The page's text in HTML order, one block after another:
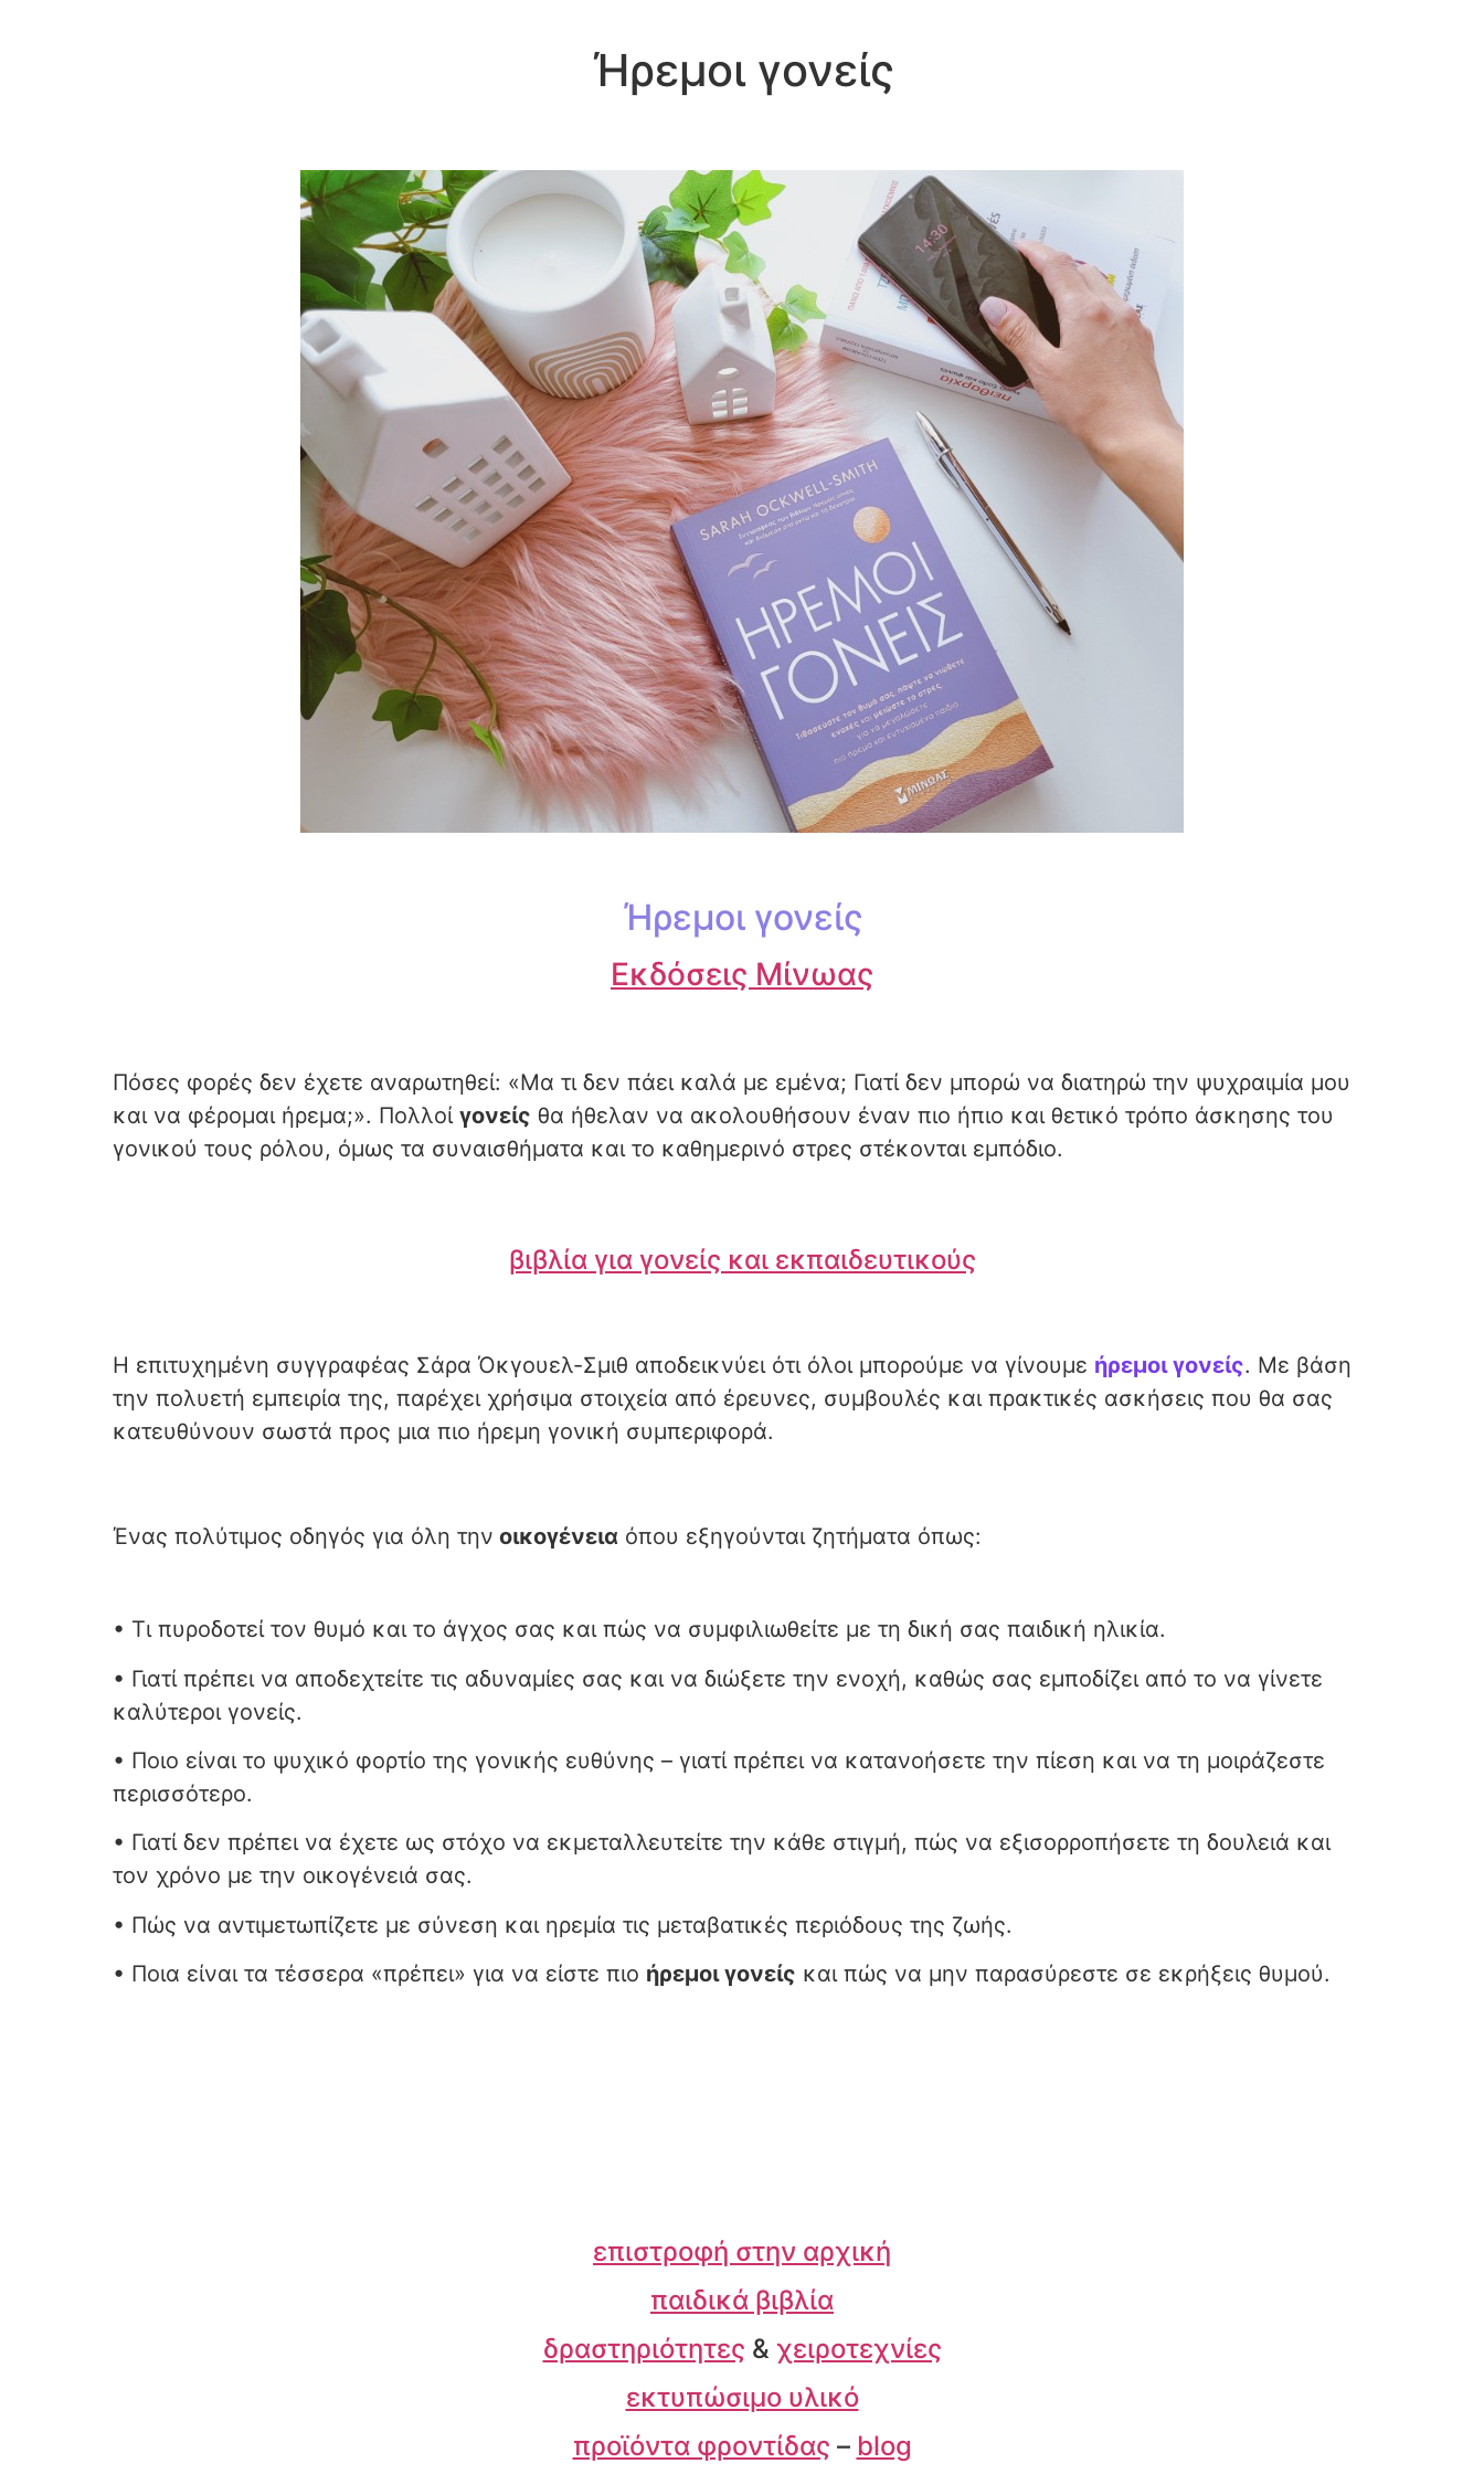
Ήρεμοι γονείς
Ήρεμοι γονείς
Εκδόσεις Μίνωας
Πόσες φορές δεν έχετε αναρωτηθεί: «Μα τι δεν πάει καλά με εμένα; Γιατί δεν μπορώ να διατηρώ την ψυχραιμία μου
και να φέρομαι ήρεμα;». Πολλοί γονείς θα ήθελαν να ακολουθήσουν έναν πιο ήπιο και θετικό τρόπο άσκησης του
γονικού τους ρόλου, όμως τα συναισθήματα και το καθημερινό στρες στέκονται εμπόδιο.
βιβλία για γονείς και εκπαιδευτικούς
Η επιτυχημένη συγγραφέας Σάρα Όκγουελ-Σμιθ αποδεικνύει ότι όλοι μπορούμε να γίνουμε ήρεμοι γονείς. Με βάση
την πολυετή εμπειρία της, παρέχει χρήσιμα στοιχεία από έρευνες, συμβουλές και πρακτικές ασκήσεις που θα σας
κατευθύνουν σωστά προς μια πιο ήρεμη γονική συμπεριφορά.
Ένας πολύτιμος οδηγός για όλη την οικογένεια όπου εξηγούνται ζητήματα όπως:
• Τι πυροδοτεί τον θυμό και το άγχος σας και πώς να συμφιλιωθείτε με τη δική σας παιδική ηλικία.
• Γιατί πρέπει να αποδεχτείτε τις αδυναμίες σας και να διώξετε την ενοχή, καθώς σας εμποδίζει από το να γίνετε
καλύτεροι γονείς.
• Ποιο είναι το ψυχικό φορτίο της γονικής ευθύνης – γιατί πρέπει να κατανοήσετε την πίεση και να τη μοιράζεστε
περισσότερο.
• Γιατί δεν πρέπει να έχετε ως στόχο να εκμεταλλευτείτε την κάθε στιγμή, πώς να εξισορροπήσετε τη δουλειά και
τον χρόνο με την οικογένειά σας.
• Πώς να αντιμετωπίζετε με σύνεση και ηρεμία τις μεταβατικές περιόδους της ζωής.
• Ποια είναι τα τέσσερα «πρέπει» για να είστε πιο ήρεμοι γονείς και πώς να μην παρασύρεστε σε εκρήξεις θυμού.
επιστροφή στην αρχική
παιδικά βιβλία
δραστηριότητες & χειροτεχνίες
εκτυπώσιμο υλικό
προϊόντα φροντίδας – blog